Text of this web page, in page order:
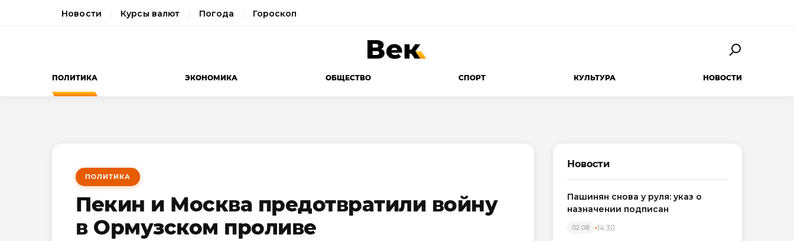
Новости Курсы валют Погода Гороскоп
ПОЛИТИКА ЭКОНОМИКА ОБЩЕСТВО СПОРТ КУЛЬТУРА НОВОСТИ
ПОЛИТИКА
Пекин и Москва предотвратили войну
в Ормузском проливе
Новости
Пашинян снова у руля: указ о
назначении подписан
02.08 14:30